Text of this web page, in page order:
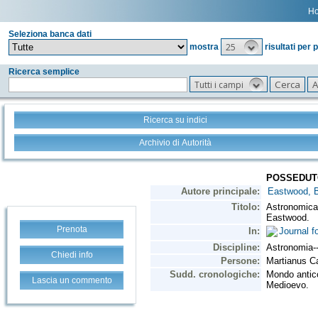
Seleziona banca dati
mostra
25 risultati per
Ricerca semplice
Tutti i campi
Ricerca su indici
Archivio di Autorità
Prenota
Chiedi info
Lascia un commento